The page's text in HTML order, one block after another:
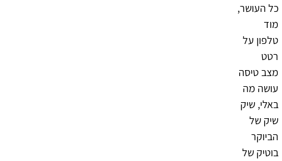
כל העושר,
מוד
טלפון על
רטט
מצב טיסה
עושה מה
באלי, שיק
שיק של
הביוקר
בוטיק של